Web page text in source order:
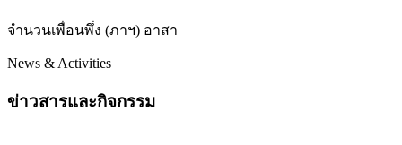
จำนวนเพื่อนพึ่ง (ภาฯ) อาสา
News & Activities
ข่าวสารและกิจกรรม